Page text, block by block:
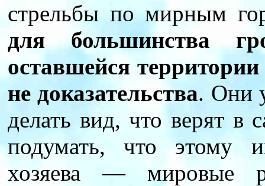
стрельбы по мирным
для большинства
оставшейся
не доказательства. Они
делать вид, что верят
подумать, что этому
хозяева — мировые